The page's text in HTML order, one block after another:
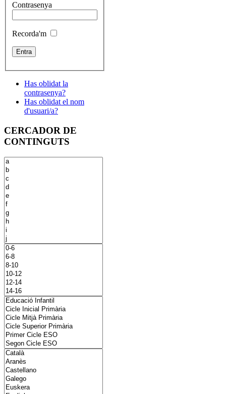
Contrasenya
Recorda'm
Has oblidat la
contrasenya?
Has oblidat el nom
d'usuari/a?
CERCADOR DE
CONTINGUTS